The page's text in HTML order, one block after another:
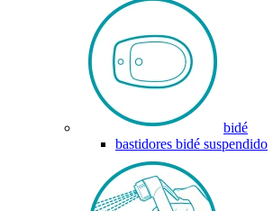
bidé
bastidores bidé suspendido